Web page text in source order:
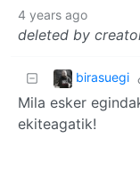
4 years ago
deleted by
birasuegi
Mila esker
ekiteagatik!